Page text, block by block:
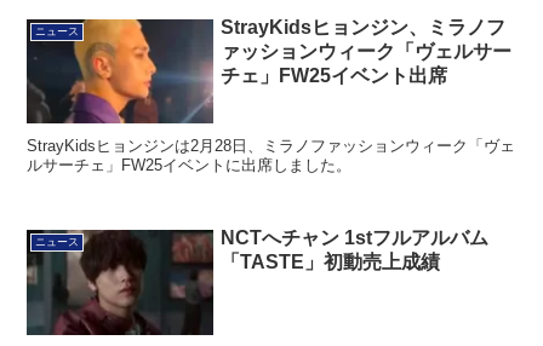
ニュース
StrayKidsヒョンジン、ミラノフ
ァッションウィーク「ヴェルサー
チェ」FW25イベント出席
StrayKidsヒョンジンは2月28日、ミラノファッションウィーク「ヴェ
ルサーチェ」FW25イベントに出席しました。
ニュース
NCTへチャン 1stフルアルバム
「TASTE」初動売上成績